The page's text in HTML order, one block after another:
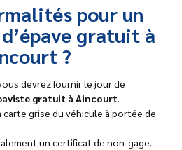
pour un
d’épave gratuit à
?
devrez fournir le jour de
gratuit à Aincourt.
carte grise du véhicule à portée de
un certificat de non-gage.